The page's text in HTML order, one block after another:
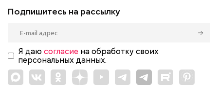
Подпишитесь на рассылку
Я даю согласие на обработку своих
персональных данных.